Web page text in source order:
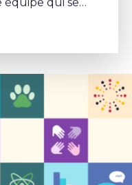
équipe qui se